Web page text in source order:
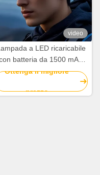
video
a LED ricaricabile
batteria da 1500 mAh
ABS da 800 lumen
Ottenga il migliore
prezzo